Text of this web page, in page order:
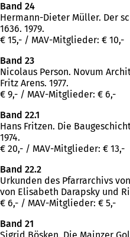
Band 24
Hermann-Dieter Müller. Der
1636. 1979.
€ 15,- / MAV-Mitglieder: € 10,-
Band 23
Nicolaus Person. Novum
Fritz Arens. 1977.
€ 9,- / MAV-Mitglieder: € 6,-
Band 22.1
Hans Fritzen. Die
1974.
€ 20,- / MAV-Mitglieder: € 13,-
Band 22.2
Urkunden des Pfarrarchivs
von Elisabeth Darapsky und
€ 6,- / MAV-Mitglieder: € 5,-
Band 21